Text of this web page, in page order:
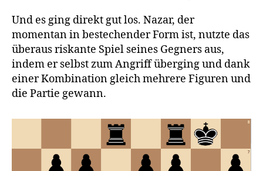
Und es ging direkt gut los. Nazar, der
momentan in bestechender Form ist, nutzte das
überaus riskante Spiel seines Gegners aus,
indem er selbst zum Angriff überging und dank
einer Kombination gleich mehrere Figuren und
die Partie gewann.